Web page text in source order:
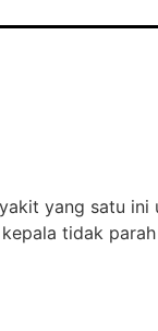
yang satu ini
tidak